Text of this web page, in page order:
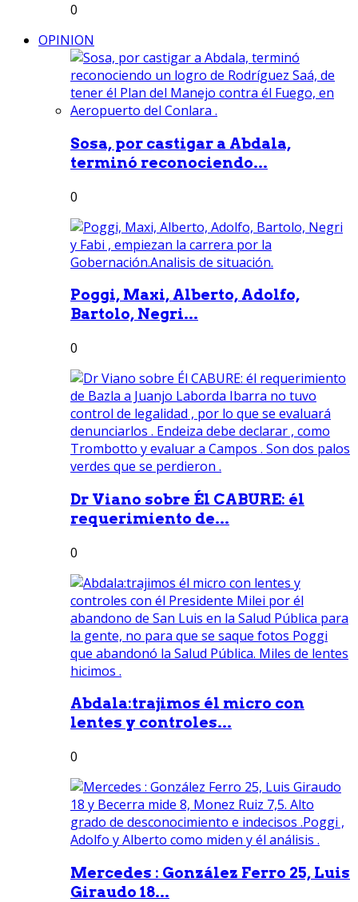
0
OPINION
Sosa, por castigar a Abdala,
terminó reconociendo...
0
Poggi, Maxi, Alberto, Adolfo,
Bartolo, Negri...
0
Dr Viano sobre Él CABURE: él
requerimiento de...
0
Abdala:trajimos él micro con
lentes y controles...
0
Mercedes : González Ferro 25, Luis
Giraudo 18...